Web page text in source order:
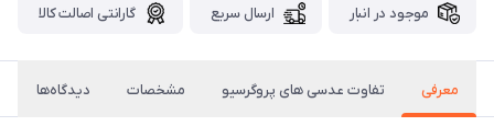
موجود در انبار ارسال سریع گارانتی اصالت کالا
معرفی تفاوت عدسی های پروگرسیو مشخصات دیدگاه‌ها